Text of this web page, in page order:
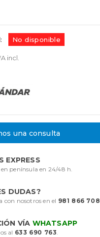
No disponible
incl.
una consulta
EXPRESS
península en 24/48 h.
DUDAS?
con nosotros en el 981 866 708
VÍA WHATSAPP
al 633 690 763.